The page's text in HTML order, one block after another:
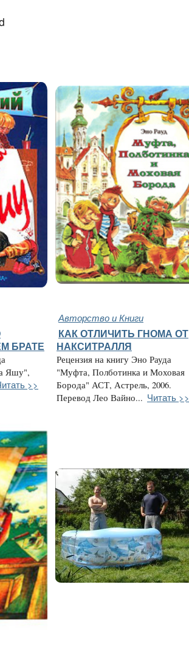
Авторство и Книги
БРАТЕ
Яшу",
>>
КАК ОТЛИЧИТЬ ГНОМА ОТ
НАКСИТРАЛЛЯ
Рецензия на книгу Эно Рауда
"Муфта, Полботинка и Моховая
Борода" АСТ, Астрель, 2006.
Перевод Лео Вайно... Читать >>